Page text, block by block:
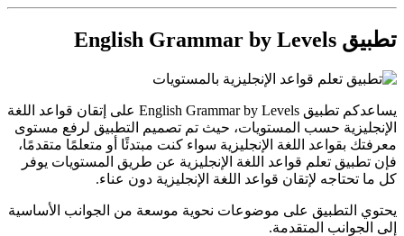
تطبيق English Grammar by Levels
يساعدكم تطبيق English Grammar by Levels على إتقان قواعد اللغة
الإنجليزية حسب المستويات، حيث تم تصميم التطبيق لرفع مستوى
معرفتك بقواعد اللغة الإنجليزية سواء كنت مبتدئًا أو متعلمًا متقدمًا،
فإن تطبيق تعلم قواعد اللغة الإنجليزية عن طريق المستويات يوفر
كل ما تحتاجه لإتقان قواعد اللغة الإنجليزية دون عناء.
يحتوي التطبيق على موضوعات نحوية موسعة من الجوانب الأساسية
إلى الجوانب المتقدمة.